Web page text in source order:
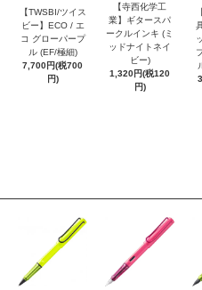
【TWSBI/ツイス
ビー】ECO / エ
コ グローパープ
ル (EF/極細)
7,700円(税700
円)
【寺西化学工
業】ギタースパ
ークルインキ (ミ
ッドナイトネイ
ビー)
1,320円(税120
円)